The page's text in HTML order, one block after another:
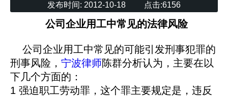
发布时间: 2012-10-18 点击:6156
公司企业用工中常见的法律风险
公司企业用工中常见的可能引发刑事犯罪的
刑事风险， 宁波律师陈群分析认为，主要在以
下几个方面的：
1 强迫职工劳动罪，这个罪主要规定是，违反